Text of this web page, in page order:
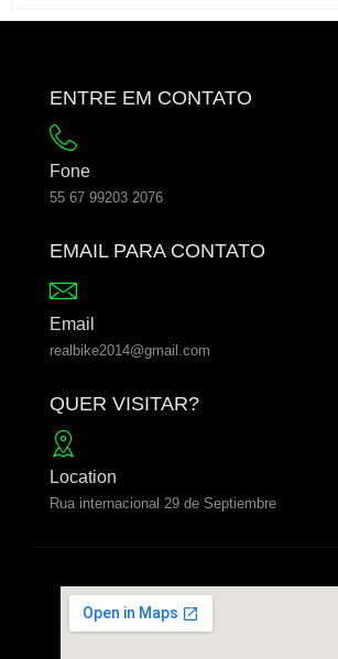
ENTRE EM CONTATO
Fone
55 67 99203 2076
EMAIL PARA CONTATO
Email
realbike2014@gmail.com
QUER VISITAR?
Location
Rua internacional 29 de Septiembre